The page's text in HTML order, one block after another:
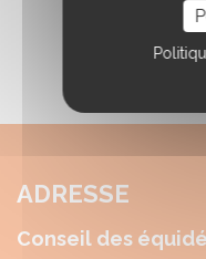
ADRESSE
Conseil des